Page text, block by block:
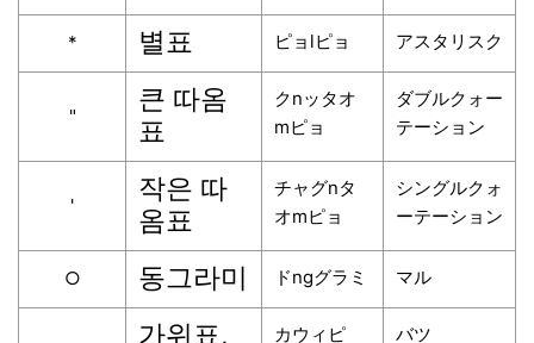
* 별표 ピョlピョ アスタリスク
"
큰 따옴
표
クnッタオ
mピョ
ダブルクォー
テーション
'
작은 따
옴표
チャグnタ
オmピョ
シングルクォ
ーテーション
○ 동그라미 ドngグラミ マル
가위표,
カウィピ
バツ